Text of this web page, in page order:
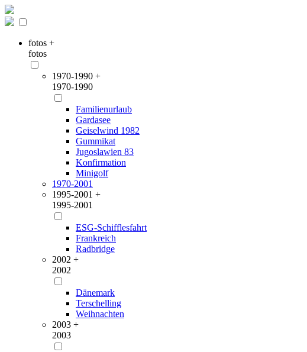
fotos +
fotos
1970-1990 +
1970-1990
Familienurlaub
Gardasee
Geiselwind 1982
Gummikat
Jugoslawien 83
Konfirmation
Minigolf
1970-2001
1995-2001 +
1995-2001
ESG-Schifflesfahrt
Frankreich
Radbridge
2002 +
2002
Dänemark
Terschelling
Weihnachten
2003 +
2003